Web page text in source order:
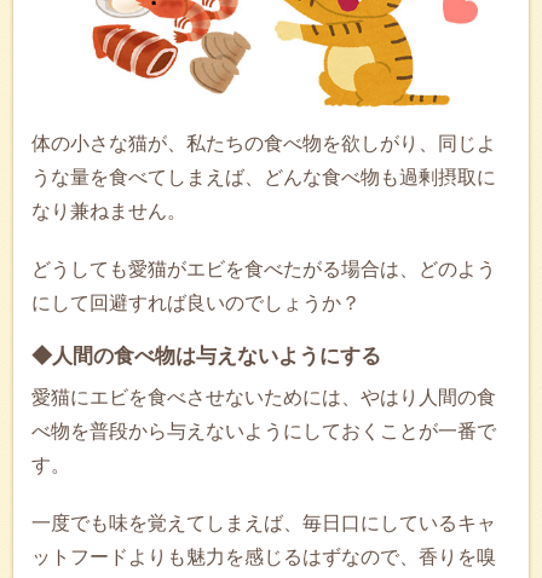
体の小さな猫が、私たちの食べ物を欲しがり、同じよ
うな量を食べてしまえば、どんな食べ物も過剰摂取に
なり兼ねません。
どうしても愛猫がエビを食べたがる場合は、どのよう
にして回避すれば良いのでしょうか？
◆人間の食べ物は与えないようにする
愛猫にエビを食べさせないためには、やはり人間の食
べ物を普段から与えないようにしておくことが一番で
す。
一度でも味を覚えてしまえば、毎日口にしているキャ
ットフードよりも魅力を感じるはずなので、香りを嗅